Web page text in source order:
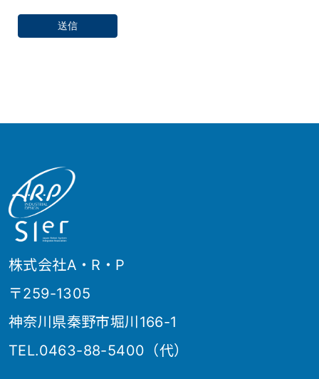
送信
株式会社A・R・P
〒259-1305
神奈川県秦野市堀川166-1
TEL.0463-88-5400（代）